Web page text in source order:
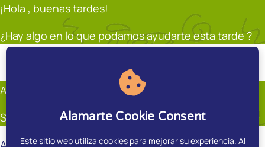
¡Hola , buenas tardes!
¿Hay algo en lo que podamos ayudarte esta tarde ?
Andrés Restrepo
Soporte
Alamarte Cookie Consent
Este sitio web utiliza cookies para mejorar su experiencia. Al